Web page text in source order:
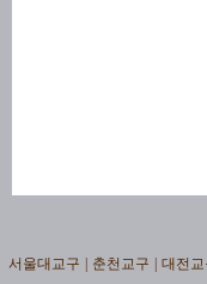
서울대교구 춘천교구 대전교